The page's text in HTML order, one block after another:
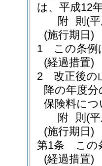
は、平成12
附 則 (
(施行期日)
1
この条例
(経過措置)
2
改正後の
降の年度
保険料に
附 則 (
(施行期日)
第1条
この
(経過措置)